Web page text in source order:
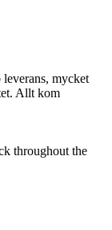
mycket
Allt kom
throughout the